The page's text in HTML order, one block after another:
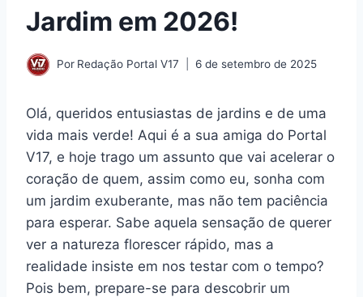
Jardim em 2026!
Por Redação Portal V17 6 de setembro de 2025
Olá, queridos entusiastas de jardins e de uma
vida mais verde! Aqui é a sua amiga do Portal
V17, e hoje trago um assunto que vai acelerar o
coração de quem, assim como eu, sonha com
um jardim exuberante, mas não tem paciência
para esperar. Sabe aquela sensação de querer
ver a natureza florescer rápido, mas a
realidade insiste em nos testar com o tempo?
Pois bem, prepare-se para descobrir um